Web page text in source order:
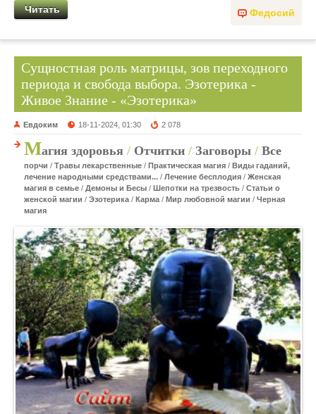
Федосий
Читать
Сущностная роль матрицы, зов переходного
периода и свобода выбора. Эзотерика -
Живое Знание - «Эзотерика»
Евдоким 18-11-2024, 01:30 2 078
Магия здоровья / Отчитки / Заговоры / Все
порчи / Травы лекарственные / Практическая магия / Виды гаданий,
лечение народными средствами... / Лечение бесплодия / Женская
магия в семье / Демоны и Бесы / Шепотки на трезвость / Статьи о
женской магии / Эзотерика / Карма / Мир любовной магии / Черная
магия